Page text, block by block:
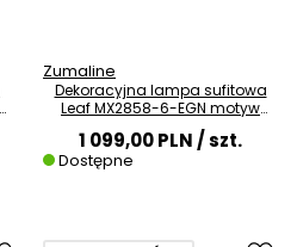
Zumaline
Dekoracyjna lampa sufitowa
Leaf MX2858-6-EGN motyw
kwiatowy złoty
1 099,00 PLN/ szt.
Dostępne